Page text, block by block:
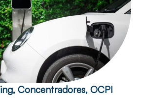
Concentradores, OCPI